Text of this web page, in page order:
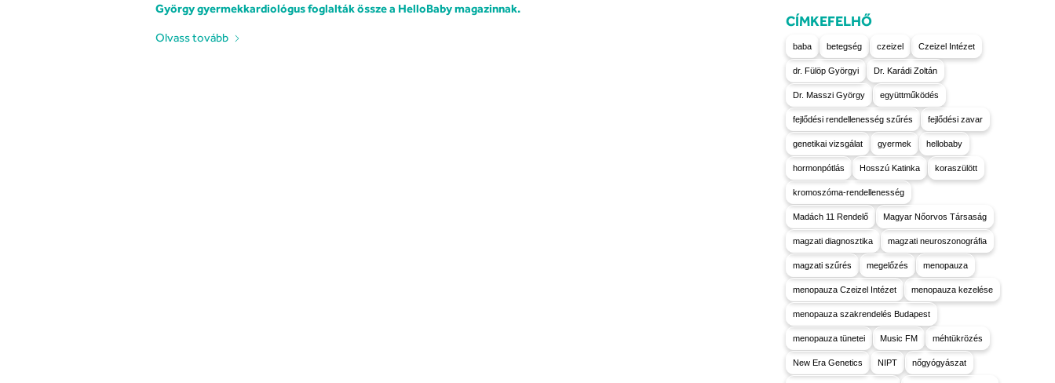
György gyermekkardiológus foglalták össze a HelloBabymagazinnak.
Olvass tovább
CÍMKEFELHŐ
baba betegség czeizel Czeizel Intézet
dr. Fülöp Györgyi Dr. Karádi Zoltán
Dr. Masszi György együttműködés
fejlődési rendellenesség szűrés fejlődési zavar
genetikai vizsgálat gyermek hellobaby
hormonpótlás Hosszú Katinka koraszülött
kromoszóma-rendellenesség
Madách 11 Rendelő Magyar Nőorvos Társaság
magzati diagnosztika magzati neuroszonográfia
magzati szűrés megelőzés menopauza
menopauza Czeizel Intézet menopauza kezelése
menopauza szakrendelés Budapest
menopauza tünetei Music FM méhtükrözés
New Era Genetics NIPT nőgyógyászat